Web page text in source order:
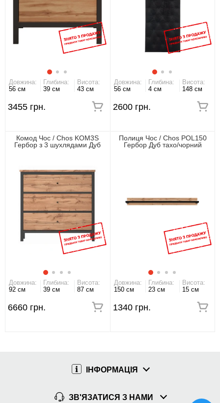
Довжина:
56 см
Глибина:
39 см
Висота:
43 см
3455 грн.
Довжина:
56 см
Глибина:
4 см
Висота:
148 см
2600 грн.
Комод Чос / Chos KOM3S
Гербор з 3 шухлядами Дуб
Довжина:
92 см
Глибина:
39 см
Висота:
87 см
6660 грн.
Полиця Чос / Chos POL150
Гербор Дуб тахо/чорний
Довжина:
150 см
Глибина:
23 см
Висота:
15 см
1340 грн.
ІНФОРМАЦІЯ
ЗВ'ЯЗАТИСЯ З НАМИ